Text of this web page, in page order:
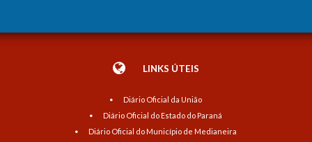
LINKS ÚTEIS
Diário Oficial da União
Diário Oficial do Estado do Paraná
Diário Oficial do Município de Medianeira